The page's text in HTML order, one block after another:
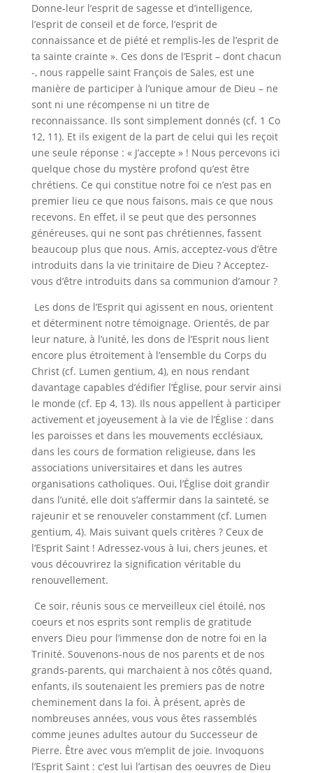
Donne-leur l’esprit de sagesse et d’intelligence,
l’esprit de conseil et de force, l’esprit de
connaissance et de piété et remplis-les de l’esprit de
ta sainte crainte ». Ces dons de l’Esprit – dont chacun
-, nous rappelle saint François de Sales, est une
manière de participer à l’unique amour de Dieu – ne
sont ni une récompense ni un titre de
reconnaissance. Ils sont simplement donnés (cf. 1 Co
12, 11). Et ils exigent de la part de celui qui les reçoit
une seule réponse : « J’accepte » ! Nous percevons ici
quelque chose du mystère profond qu’est être
chrétiens. Ce qui constitue notre foi ce n’est pas en
premier lieu ce que nous faisons, mais ce que nous
recevons. En effet, il se peut que des personnes
généreuses, qui ne sont pas chrétiennes, fassent
beaucoup plus que nous. Amis, acceptez-vous d’être
introduits dans la vie trinitaire de Dieu ? Acceptez-
vous d’être introduits dans sa communion d’amour ?
Les dons de l’Esprit qui agissent en nous, orientent
et déterminent notre témoignage. Orientés, de par
leur nature, à l’unité, les dons de l’Esprit nous lient
encore plus étroitement à l’ensemble du Corps du
Christ (cf. Lumen gentium, 4), en nous rendant
davantage capables d’édifier l’Église, pour servir ainsi
le monde (cf. Ep 4, 13). Ils nous appellent à participer
activement et joyeusement à la vie de l’Église : dans
les paroisses et dans les mouvements ecclésiaux,
dans les cours de formation religieuse, dans les
associations universitaires et dans les autres
organisations catholiques. Oui, l’Église doit grandir
dans l’unité, elle doit s’affermir dans la sainteté, se
rajeunir et se renouveler constamment (cf. Lumen
gentium, 4). Mais suivant quels critères ? Ceux de
l’Esprit Saint ! Adressez-vous à lui, chers jeunes, et
vous découvrirez la signification véritable du
renouvellement.
Ce soir, réunis sous ce merveilleux ciel étoilé, nos
coeurs et nos esprits sont remplis de gratitude
envers Dieu pour l’immense don de notre foi en la
Trinité. Souvenons-nous de nos parents et de nos
grands-parents, qui marchaient à nos côtés quand,
enfants, ils soutenaient les premiers pas de notre
cheminement dans la foi. À présent, après de
nombreuses années, vous vous êtes rassemblés
comme jeunes adultes autour du Successeur de
Pierre. Être avec vous m’emplit de joie. Invoquons
l’Esprit Saint : c’est lui l’artisan des oeuvres de Dieu